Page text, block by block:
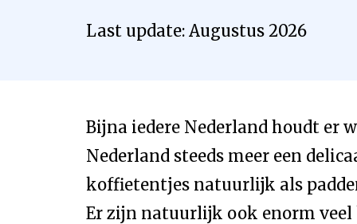
Last update: Augustus 2026
Bijna iedere Nederland houdt er
Nederland steeds meer een
koffietentjes natuurlijk als
Er zijn natuurlijk ook enorm veel